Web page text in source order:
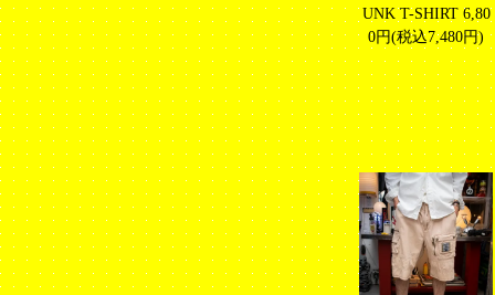
UNK T-SHIRT6,80
0円(税込7,480円)